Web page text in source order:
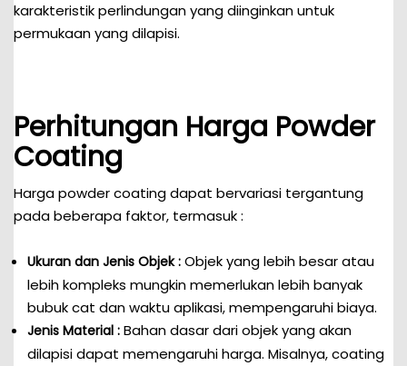
karakteristik perlindungan yang diinginkan untuk
permukaan yang dilapisi.
Perhitungan Harga Powder
Coating
Harga powder coating dapat bervariasi tergantung
pada beberapa faktor, termasuk :
Ukuran dan Jenis Objek : Objek yang lebih besar atau
lebih kompleks mungkin memerlukan lebih banyak
bubuk cat dan waktu aplikasi, mempengaruhi biaya.
Jenis Material : Bahan dasar dari objek yang akan
dilapisi dapat memengaruhi harga. Misalnya, coating